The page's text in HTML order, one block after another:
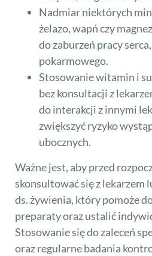
Nadmiar niektórych
żelazo, wapń czy
do zaburzeń pracy
pokarmowego.
Stosowanie witamin i
bez konsultacji z
do interakcji z innymi
zwiększyć ryzyko
ubocznych.
Ważne jest, aby przed
skonsultować się z lekarzem
ds. żywienia, który pomoże
preparaty oraz ustalić
Stosowanie się do zaleceń
oraz regularne badania